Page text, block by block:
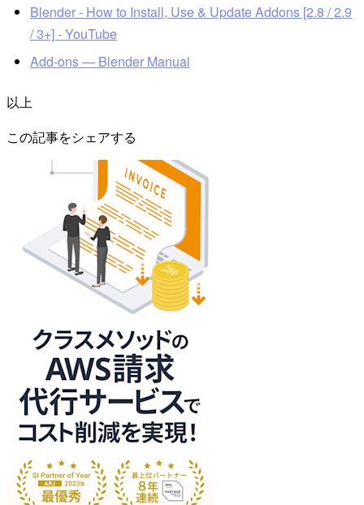
Blender - How to Install, Use & Update Addons [2.8 / 2.9
/ 3+] - YouTube
Add-ons — Blender Manual
以上
この記事をシェアする